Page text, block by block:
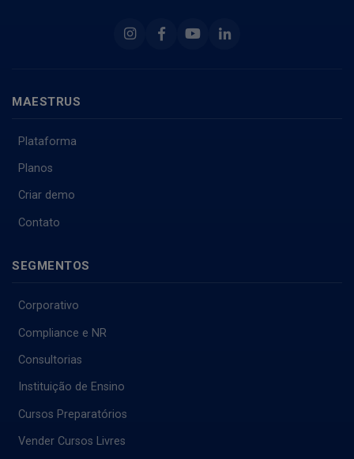
InstagramFacebookYoutubeLinkedin
MAESTRUS
Plataforma
Planos
Criar demo
Contato
SEGMENTOS
Corporativo
Compliance e NR
Consultorias
Instituição de Ensino
Cursos Preparatórios
Vender Cursos Livres